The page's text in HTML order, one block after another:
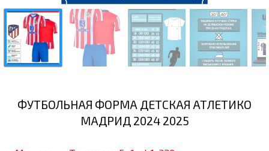
ФУТБОЛЬНАЯ ФОРМА ДЕТСКАЯ АТЛЕТИКО
МАДРИД 2024 2025